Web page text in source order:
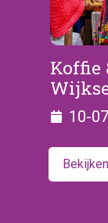
Koffie
10-
Bekijken